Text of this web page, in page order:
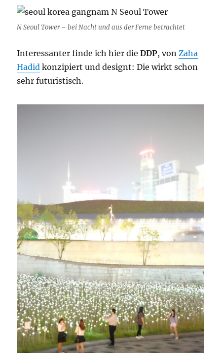
N Seoul Tower – bei Nacht und aus der Ferne betrachtet
Interessanter finde ich hier dieDDP, von Zaha
Hadid konzipiert und designt: Die wirkt schon
sehr futuristisch.